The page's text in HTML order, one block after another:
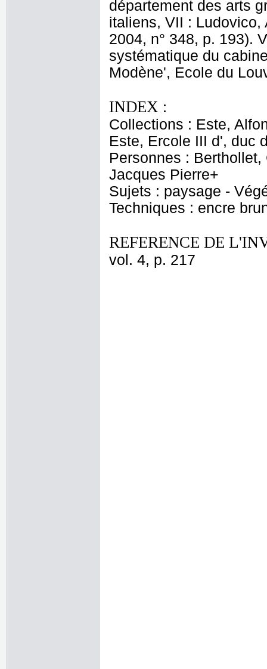
département des arts
italiens, VII : Ludovico,
2004, n° 348, p. 193).
systématique du
Modène', Ecole du
INDEX :
Collections : Este,
Este, Ercole III d', duc
Personnes :
Jacques Pierre+
Sujets : paysage -
Techniques : encre
REFERENCE DE
vol. 4, p. 217